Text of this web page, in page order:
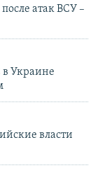
атак ВСУ –
в Украине
власти